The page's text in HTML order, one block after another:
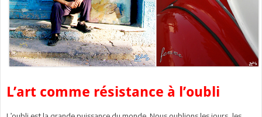
L’art comme résistance à l’oubli